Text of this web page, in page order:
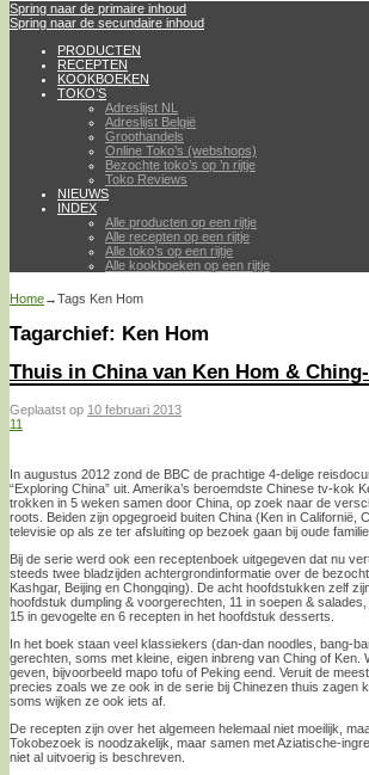
Spring naar de primaire inhoud
Spring naar de secundaire inhoud
PRODUCTEN
RECEPTEN
KOOKBOEKEN
TOKO’S
Adreslijst NL
Adreslijst België
Groothandels
Online Toko’s (webshops)
Bezochte toko’s op ’n rijtje
Toko Reviews
NIEUWS
INDEX
Alle producten op een rijtje
Alle recepten op een rijtje
Alle toko’s op een rijtje
Alle kookboeken op een rijtje
Home→Tags Ken Hom
Tagarchief: Ken Hom
Thuis in China van Ken Hom &
Geplaatst op 10 februari 2013
11
In augustus 2012 zond de BBC de prachtige 4-delige
“Exploring China” uit. Amerika’s beroemdste Chinese tv-kok
trokken in 5 weken samen door China, op zoek naar de
roots. Beiden zijn opgegroeid buiten China (Ken in Californië,
televisie op als ze ter afsluiting op bezoek gaan bij oude
Bij de serie werd ook een receptenboek uitgegeven dat nu
steeds twee bladzijden achtergrondinformatie over de
Kashgar, Beijing en Chongqing). De acht hoofdstukken zelf
hoofdstuk dumpling & voorgerechten, 11 in soepen &
15 in gevogelte en 6 recepten in het hoofdstuk desserts.
In het boek staan veel klassiekers (dan-dan noodles, bang-
gerechten, soms met kleine, eigen inbreng van Ching of
geven, bijvoorbeeld mapo tofu of Peking eend. Veruit de
precies zoals we ze ook in de serie bij Chinezen thuis zagen
soms wijken ze ook iets af.
De recepten zijn over het algemeen helemaal niet moeilijk,
Tokobezoek is noodzakelijk, maar samen met Aziatische-
niet al uitvoerig is beschreven.